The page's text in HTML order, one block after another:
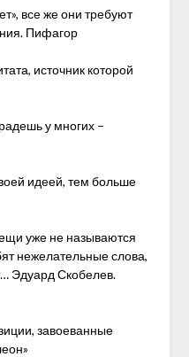
все же они требуют
Пифагор
источник которой
у многих –
идеей, тем больше
уже не называются
нежелательные слова,
Эдуард Скобелев.
завоеванные